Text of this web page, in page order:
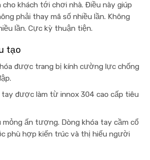
cho khách tới chơi nhà. Điều này giúp
phải thay mã số nhiều lần. Không
lần. Cực kỳ thuận tiện.
tạo
được trang bịkính cường lực chống
tay được làm từ innox 304 cao cấp tiêu
mỏng ấn tượng. Dòng khóa tay cầm cổ
phù hợp kiến trúc và thị hiếu người